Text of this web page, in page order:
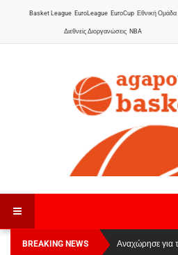
Basket League EuroLeague EuroCup Εθνική Ομάδα
Διεθνείς Διοργανώσεις NBA
BREAKING NEWS
Οι Πάνθηρες
Αναχώρησε για